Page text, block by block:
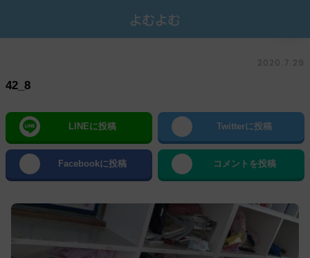
2020.7.29
42_8
LINEに投稿 Twitterに投稿
Facebookに投稿 コメントを投稿